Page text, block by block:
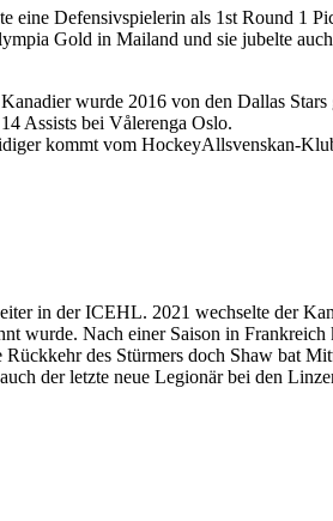
Defensivspielerin als 1st Round 1
Gold in Mailand und sie jubelte
wurde 2016 von den Dallas
Assists bei Vålerenga Oslo.
kommt vom HockeyAllsvenskan-
in der ICEHL. 2021 wechselte der
wurde. Nach einer Saison in
des Stürmers doch Shaw bat
der letzte neue Legionär bei den